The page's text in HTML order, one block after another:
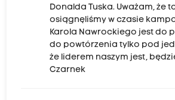
Donalda Tuska. Uważam, że
osiągnęliśmy w czasie
Karola Nawrockiego jest do
do powtórzenia tylko pod
że liderem naszym jest,
Czarnek